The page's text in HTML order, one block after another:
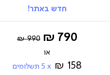
חדש באתר!
החל
790 ₪
Regular
990 ₪
158 ₪
5 תשלומים